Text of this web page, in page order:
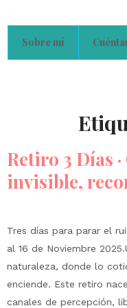
Sobre mí
Retiro 3 Días
invisible,
Tres días para parar el
al 16 de Noviembre
naturaleza, donde lo
enciende. Este retiro
canales de percepción,